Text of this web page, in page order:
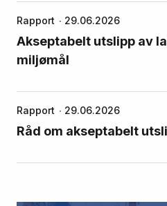
Rapport 29.06.2026
Akseptabelt utslipp av
miljømål
Rapport 29.06.2026
Råd om akseptabelt